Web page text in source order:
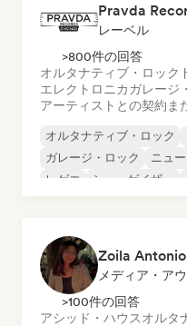
Pravda
レーベル
>800件の回答
オルタナティブ・ロック
エレクトロニカガレージ
アーティストとの契約ま
オルタナティブ・ロック
ガレージ・ロック
ニュ
レゲエ
シューゲイザー
Zoila Antonio
メディア・ア
>100件の回答
アシッド・ハウスオルタ